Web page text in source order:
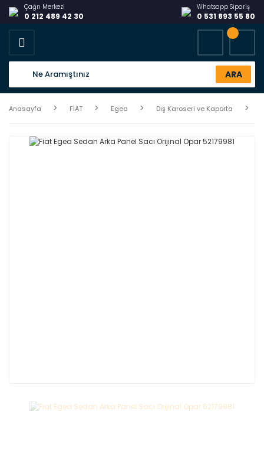
Çağrı Merkezi
0 212 489 42 30
Whatsapp Sipariş
0 531 893 55 80
ARA
Anasayfa FİAT Egea Dış Karoseri ve Kaporta